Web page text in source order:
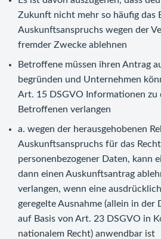
Zukunft nicht mehr so häufig das
Auskunftsanspruchs wegen der
fremder Zwecke ablehnen
Betroffene müssen ihren Antrag
begründen und Unternehmen
Art. 15 DSGVO Informationen zu
Betroffenen verlangen
a. wegen der herausgehobenen
Auskunftsanspruchs für das
personenbezogener Daten, kann
dann einen Auskunftsantrag
verlangen, wenn eine
geregelte Ausnahme (allein in der
auf Basis von Art. 23 DSGVO in
nationalem Recht) anwendbar ist